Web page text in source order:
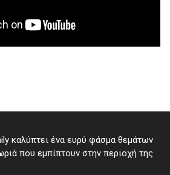
καλύπτει ένα ευρύ φάσμα θεμάτων
που εμπίπτουν στην περιοχή της